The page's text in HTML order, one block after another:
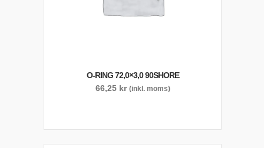
O-RING 72,0×3,0 90SHORE
66,25 kr (inkl. moms)